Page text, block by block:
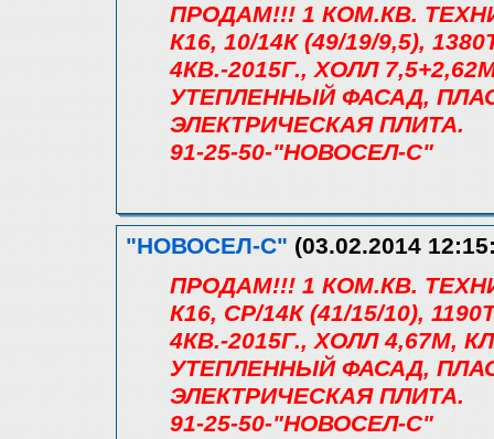
ПРОДАМ!!! 1 КОМ.КВ.
К16, 10/14К (49/19/9,5),
4КВ.-2015Г., ХОЛЛ
УТЕПЛЕННЫЙ ФАСАД,
ЭЛЕКТРИЧЕСКАЯ ПЛИТА.
91-25-50-"НОВОСЕЛ-С"
"НОВОСЕЛ-С" (03.02.2014
ПРОДАМ!!! 1 КОМ.КВ.
К16, СР/14К (41/15/10),
4КВ.-2015Г., ХОЛЛ 4,67М,
УТЕПЛЕННЫЙ ФАСАД,
ЭЛЕКТРИЧЕСКАЯ ПЛИТА.
91-25-50-"НОВОСЕЛ-С"